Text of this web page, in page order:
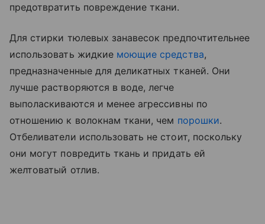
предотвратить повреждение ткани.
Для стирки тюлевых занавесок предпочтительнее
использовать жидкие моющие средства,
предназначенные для деликатных тканей. Они
лучше растворяются в воде, легче
выполаскиваются и менее агрессивны по
отношению к волокнам ткани, чем порошки.
Отбеливатели использовать не стоит, поскольку
они могут повредить ткань и придать ей
желтоватый отлив.